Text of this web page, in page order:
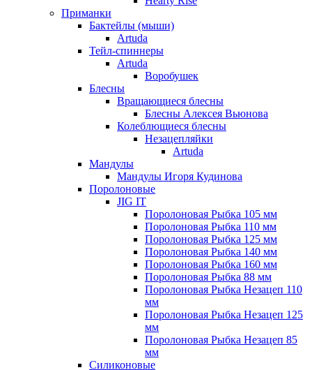
Приманки
Бактейлы (мыши)
Artuda
Тейл-спиннеры
Artuda
Воробушек
Блесны
Вращающиеся блесны
Блесны Алексея Вьюнова
Колеблющиеся блесны
Незацепляйки
Artuda
Мандулы
Мандулы Игоря Кудинова
Поролоновые
JIG IT
Поролоновая Рыбка 105 мм
Поролоновая Рыбка 110 мм
Поролоновая Рыбка 125 мм
Поролоновая Рыбка 140 мм
Поролоновая Рыбка 160 мм
Поролоновая Рыбка 88 мм
Поролоновая Рыбка Незацеп 110
мм
Поролоновая Рыбка Незацеп 125
мм
Поролоновая Рыбка Незацеп 85
мм
Силиконовые